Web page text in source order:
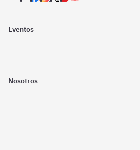
Eventos
Nosotros